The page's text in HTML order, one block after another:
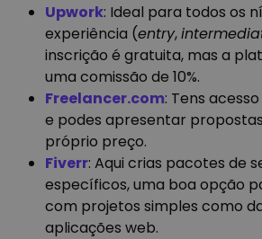
Upwork: Ideal para todos os
experiência (entry,
inscrição é gratuita, mas a
uma comissão de 10%.
Freelancer.com: Tens
e podes apresentar
próprio preço.
Fiverr: Aqui crias pacotes de
específicos, uma boa opção
com projetos simples como
aplicações web.